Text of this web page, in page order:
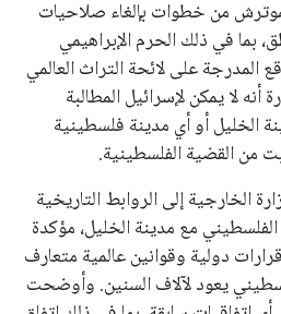
من خطوات بإلغاء صلاحيات
بما في ذلك الحرم الإبراهيمي
المدرجة على لائحة التراث العالمي
أنه لا يمكن لإسرائيل المطالبة
الخليل أو أي مدينة فلسطينية
من القضية الفلسطينية.
الخارجية إلى الروابط التاريخية
مع مدينة الخليل، مؤكدة
دولية وقوانين عالمية متعارف
يعود لآلاف السنين. وأوضحت